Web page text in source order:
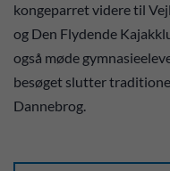
kongeparret videre til
og Den Flydende
også møde
besøget slutter
Dannebrog.